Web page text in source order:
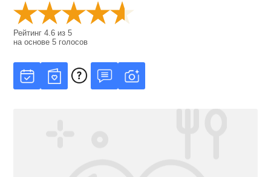
Рейтинг4.6 из5
на основе5 голосов